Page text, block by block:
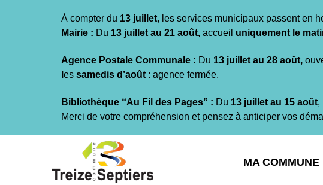
À compter du 13 juillet, les services municipaux passent en
Mairie : Du 13 juillet au 21 août, accueil uniquement le
Agence Postale Communale : Du 13 juillet au 28 août,
es samedis d’août : agence fermée.
Bibliothèque “Au Fil des Pages” : Du 13 juillet au 15 août,
Merci de votre compréhension et pensez à anticiper vos
MA COMMUNE